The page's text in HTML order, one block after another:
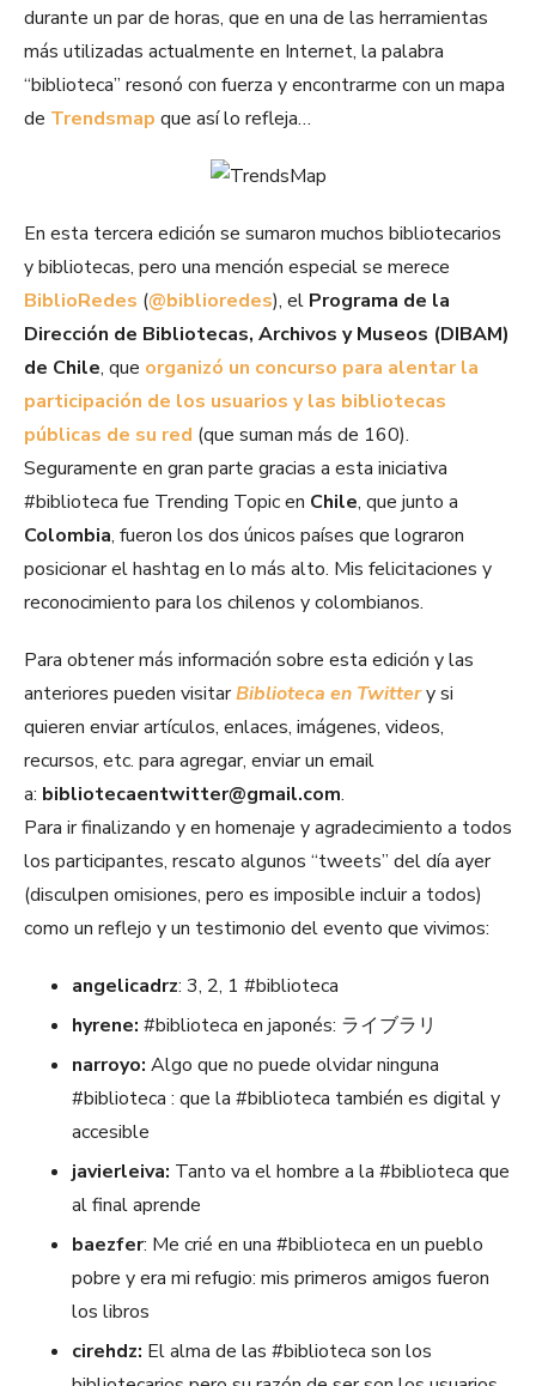
durante un par de horas, que en una de las herramientas
más utilizadas actualmente en Internet, la palabra
“biblioteca” resonó con fuerza y encontrarme con un mapa
de Trendsmap que así lo refleja…
En esta tercera edición se sumaron muchos bibliotecarios
y bibliotecas, pero una mención especial se merece
BiblioRedes (@biblioredes), el Programa de la
Dirección de Bibliotecas, Archivos y Museos (DIBAM)
de Chile, que organizó un concurso para alentar la
participación de los usuarios y las bibliotecas
públicas de su red (que suman más de 160).
Seguramente en gran parte gracias a esta iniciativa
#biblioteca fue Trending Topic en Chile, que junto a
Colombia, fueron los dos únicos países que lograron
posicionar el hashtag en lo más alto. Mis felicitaciones y
reconocimiento para los chilenos y colombianos.
Para obtener más información sobre esta edición y las
anteriores pueden visitarBiblioteca en Twittery si
quieren enviar artículos, enlaces, imágenes, videos,
recursos, etc. para agregar, enviar un email
a: bibliotecaentwitter@gmail.com.
Para ir finalizando y en homenaje y agradecimiento a todos
los participantes, rescato algunos “tweets” del día ayer
(disculpen omisiones, pero es imposible incluir a todos)
como un reflejo y un testimonio del evento que vivimos:
angelicadrz: 3, 2, 1 #biblioteca
hyrene: #biblioteca en japonés: ライブラリ
narroyo: Algo que no puede olvidar ninguna
#biblioteca : que la #biblioteca también es digital y
accesible
javierleiva: Tanto va el hombre a la #biblioteca que
al final aprende
baezfer: Me crié en una #biblioteca en un pueblo
pobre y era mi refugio: mis primeros amigos fueron
los libros
cirehdz: El alma de las #biblioteca son los